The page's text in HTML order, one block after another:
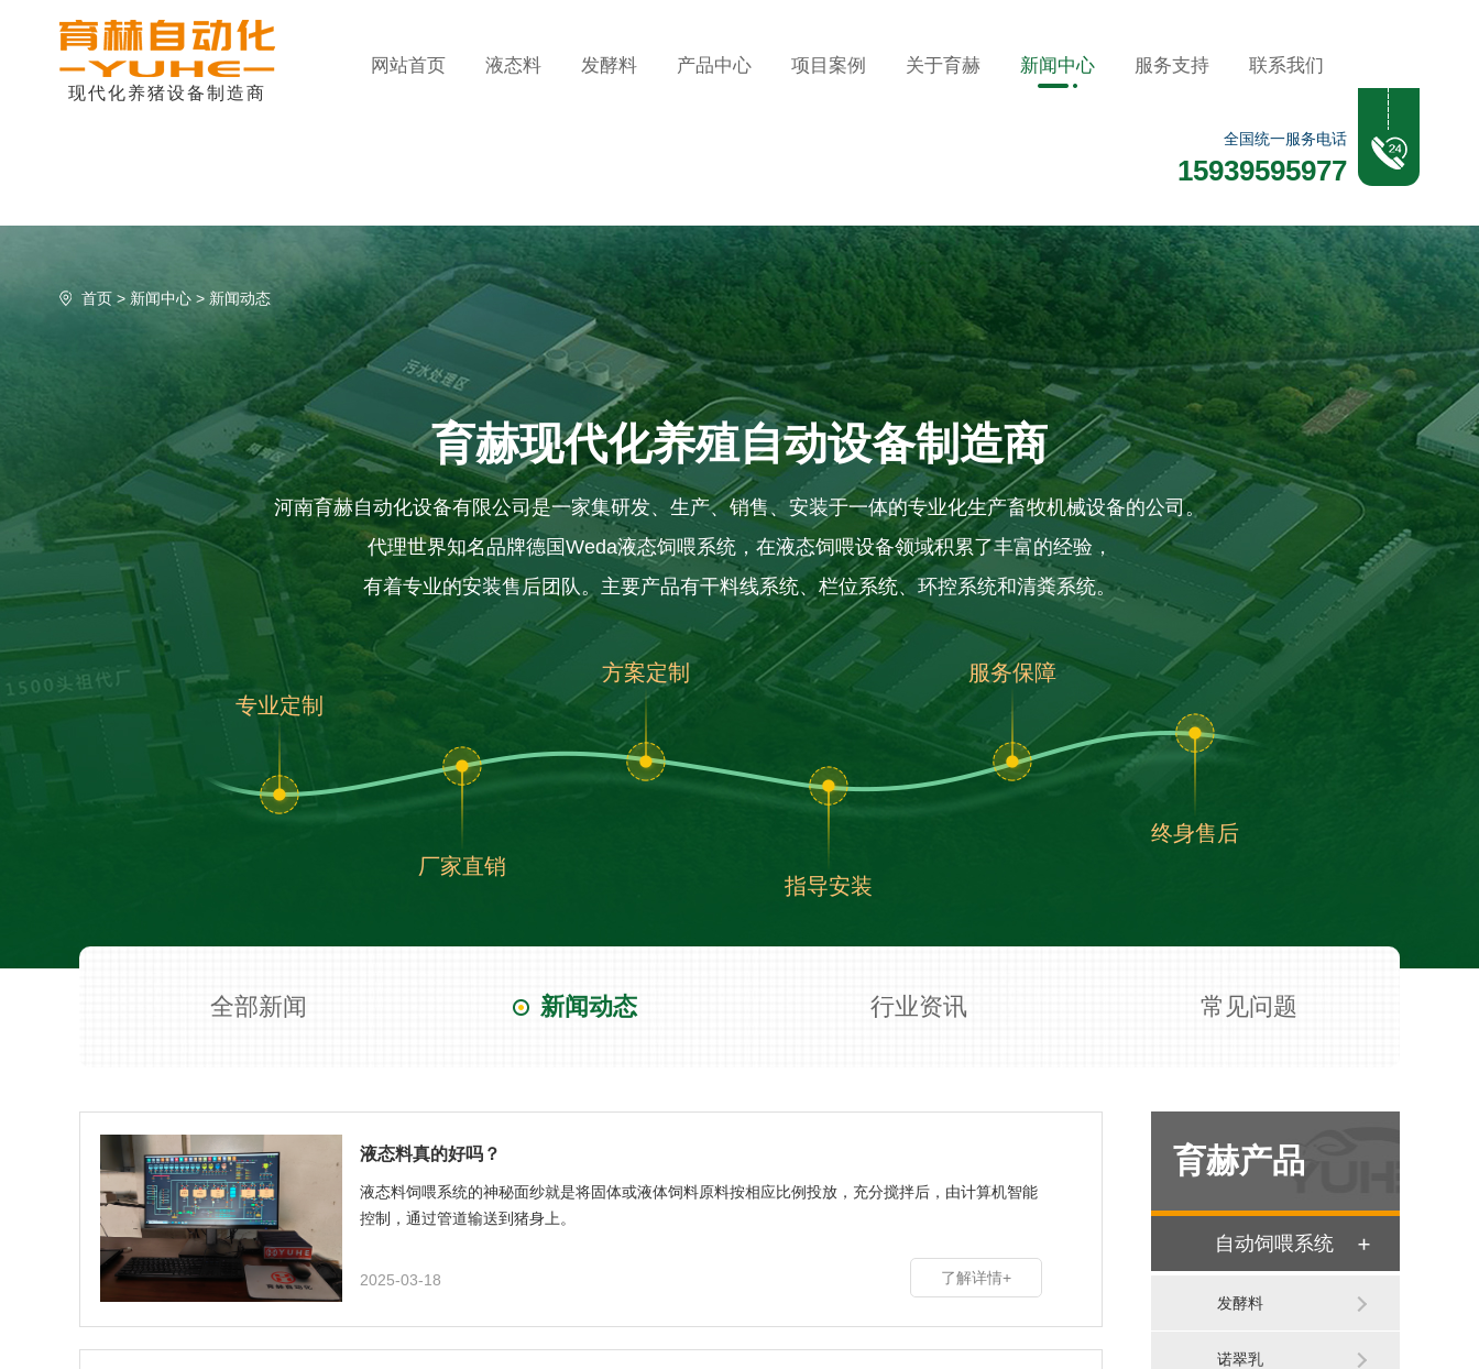
现代化养猪设备制造商
网站首页 液态料 发酵料 产品中心 项目案例 关于育赫 新闻中心 服务支持 联系我们
全国统一服务电话
15939595977
首页> 新闻中心 > 新闻动态
育赫现代化养殖自动设备制造商
河南育赫自动化设备有限公司是一家集研发、生产、销售、安装于一体的专业化生产畜牧机械设备的公司。
代理世界知名品牌德国Weda液态饲喂系统，在液态饲喂设备领域积累了丰富的经验，
有着专业的安装售后团队。主要产品有干料线系统、栏位系统、环控系统和清粪系统。
专业定制
厂家直销
方案定制
指导安装
服务保障
终身售后
全部新闻 新闻动态 行业资讯 常见问题
液态料真的好吗？
液态料饲喂系统的神秘面纱就是将固体或液体饲料原料按相应比例投放，充分搅拌后，由计算机智能
控制，通过管道输送到猪身上。
2025-03-18 了解详情+
育赫产品
自动饲喂系统
发酵料
诺翠乳